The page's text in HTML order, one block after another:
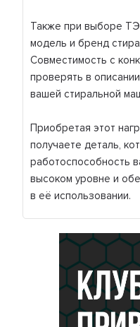
Также при выборе
модель и бренд
Совместимость с
проверять в
вашей стиральной
Приобретая этот
получаете деталь,
работоспособность
высоком уровне и
в её использовании.